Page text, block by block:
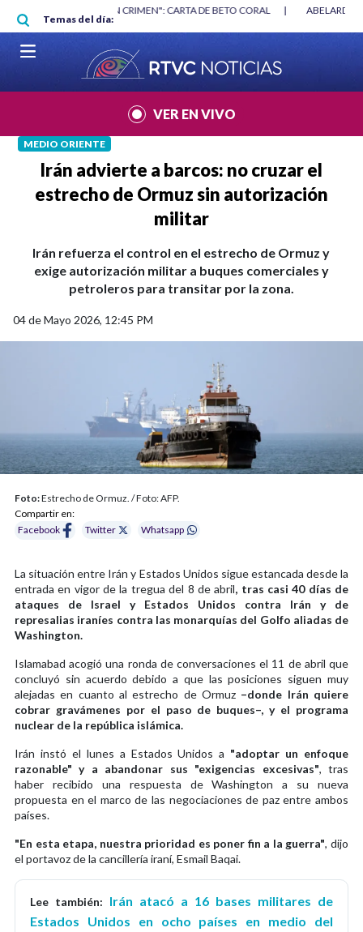
Pasar al contenido principal
Temas del día:
"HABLAR NO ES UN CRIMEN": CARTA DE BETO CORAL ABELARDO
VER EN VIVO
MEDIO ORIENTE
Irán advierte a barcos: no cruzar el
estrecho de Ormuz sin autorización
militar
Irán refuerza el control en el estrecho de Ormuz y
exige autorización militar a buques comerciales y
petroleros para transitar por la zona.
04 de Mayo 2026, 12:45 PM
Foto:Estrecho de Ormuz. / Foto: AFP.
Compartir en:
Facebook
Twitter Whatsapp
La situación entre Irán y Estados Unidos sigue estancada desde la
entrada en vigor de la tregua del 8 de abril, tras casi 40 días de
ataques de Israel y Estados Unidos contra Irán y de
represalias iraníes contra las monarquías del Golfo aliadas de
Washington.
Islamabad acogió una ronda de conversaciones el 11 de abril que
concluyó sin acuerdo debido a que las posiciones siguen muy
alejadas en cuanto al estrecho de Ormuz –donde Irán quiere
cobrar gravámenes por el paso de buques–, y el programa
nuclear de la república islámica.
Irán instó el lunes a Estados Unidos a "adoptar un enfoque
razonable" y a abandonar sus "exigencias excesivas", tras
haber recibido una respuesta de Washington a su nueva
propuesta en el marco de las negociaciones de paz entre ambos
países.
"En esta etapa, nuestra prioridad es poner fin a la guerra", dijo
el portavoz de la cancillería iraní, Esmail Baqai.
Lee también: Irán atacó a 16 bases militares de
Estados Unidos en ocho países en medio del